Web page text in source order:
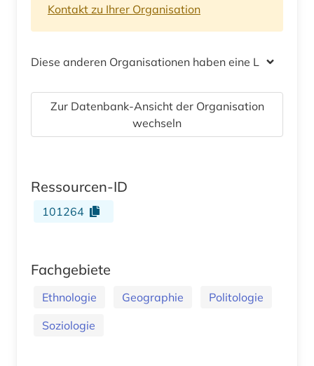
Kontakt zu Ihrer Organisation
Diese anderen Organisationen haben eine Lizenz
Zur Datenbank-Ansicht der Organisation
wechseln
Ressourcen-ID
101264
Fachgebiete
Ethnologie Geographie
Politologie
Soziologie